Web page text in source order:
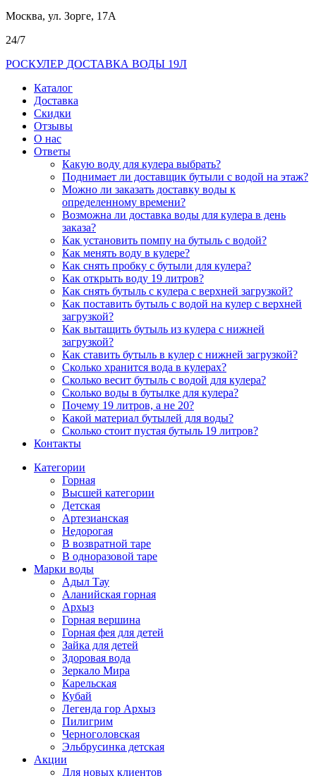
Москва, ул. Зорге, 17А
24/7
РОСКУЛЕР ДОСТАВКА ВОДЫ 19Л
Каталог
Доставка
Скидки
Отзывы
О нас
Ответы
Какую воду для кулера выбрать?
Поднимает ли доставщик бутыли с водой на этаж?
Можно ли заказать доставку воды к
определенному времени?
Возможна ли доставка воды для кулера в день
заказа?
Как установить помпу на бутыль с водой?
Как менять воду в кулере?
Как снять пробку с бутыли для кулера?
Как открыть воду 19 литров?
Как снять бутыль с кулера с верхней загрузкой?
Как поставить бутыль с водой на кулер с верхней
загрузкой?
Как вытащить бутыль из кулера с нижней
загрузкой?
Как ставить бутыль в кулер с нижней загрузкой?
Сколько хранится вода в кулерах?
Сколько весит бутыль с водой для кулера?
Сколько воды в бутылке для кулера?
Почему 19 литров, а не 20?
Какой материал бутылей для воды?
Сколько стоит пустая бутыль 19 литров?
Контакты
Категории
Горная
Высшей категории
Детская
Артезианская
Недорогая
В возвратной таре
В одноразовой таре
Марки воды
Адыл Тау
Аланийская горная
Архыз
Горная вершина
Горная фея для детей
Зайка для детей
Здоровая вода
Зеркало Мира
Карельская
Кубай
Легенда гор Архыз
Пилигрим
Черноголовская
Эльбрусинка детская
Акции
Для новых клиентов